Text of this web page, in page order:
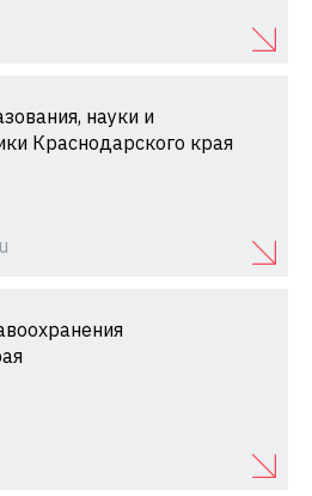
науки и
Краснодарского края